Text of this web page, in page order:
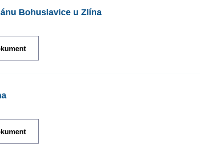
Bohuslavice u Zlína